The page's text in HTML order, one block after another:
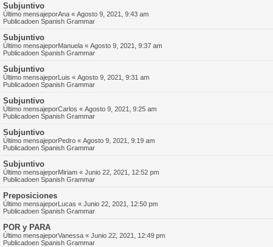
Subjuntivo
Último mensajeporAna « Agosto 9, 2021, 9:43 am
Publicadoen Spanish Grammar
Subjuntivo
Último mensajeporManuela « Agosto 9, 2021, 9:37 am
Publicadoen Spanish Grammar
Subjuntivo
Último mensajeporLuis « Agosto 9, 2021, 9:31 am
Publicadoen Spanish Grammar
Subjuntivo
Último mensajeporCarlos « Agosto 9, 2021, 9:25 am
Publicadoen Spanish Grammar
Subjuntivo
Último mensajeporPedro « Agosto 9, 2021, 9:19 am
Publicadoen Spanish Grammar
Subjuntivo
Último mensajeporMiriam « Junio 22, 2021, 12:52 pm
Publicadoen Spanish Grammar
Preposiciones
Último mensajeporLucas « Junio 22, 2021, 12:50 pm
Publicadoen Spanish Grammar
POR y PARA
Último mensajeporVanessa « Junio 22, 2021, 12:49 pm
Publicadoen Spanish Grammar